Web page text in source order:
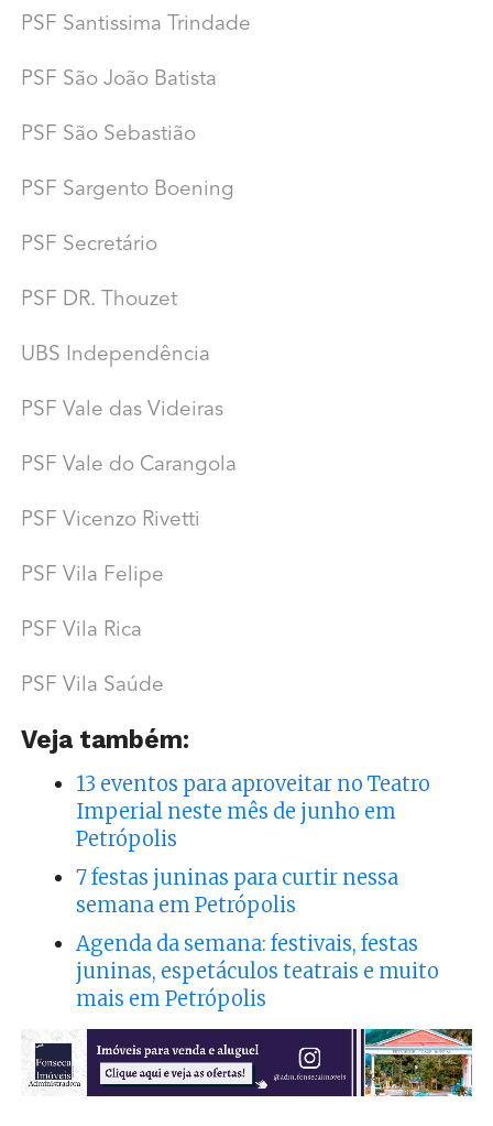
PSF Santissima Trindade
PSF São João Batista
PSF São Sebastião
PSF Sargento Boening
PSF Secretário
PSF DR. Thouzet
UBS Independência
PSF Vale das Videiras
PSF Vale do Carangola
PSF Vicenzo Rivetti
PSF Vila Felipe
PSF Vila Rica
PSF Vila Saúde
Veja também:
13 eventos para aproveitar no Teatro
Imperial neste mês de junho em
Petrópolis
7 festas juninas para curtir nessa
semana em Petrópolis
Agenda da semana: festivais, festas
juninas, espetáculos teatrais e muito
mais em Petrópolis